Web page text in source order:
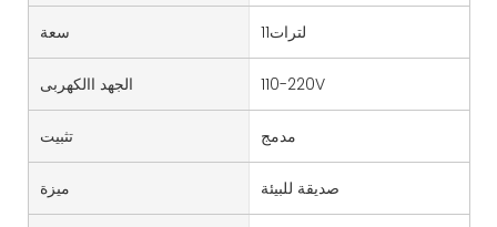
سعة لترات11
الجهد االكهربى 110-220V
تثبيت مدمج
ميزة صديقة للبيئة